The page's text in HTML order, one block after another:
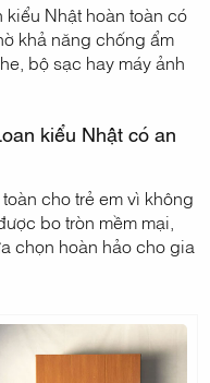
Nhật hoàn toàn có
khả năng chống ẩm
bộ sạc hay máy ảnh
kiểu Nhật có an
cho trẻ em vì không
bo tròn mềm mại,
chọn hoàn hảo cho gia